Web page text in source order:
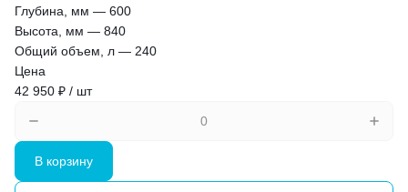
Глубина, мм — 600
Высота, мм — 840
Общий объем, л — 240
Цена
42 950 ₽ / шт
В корзину